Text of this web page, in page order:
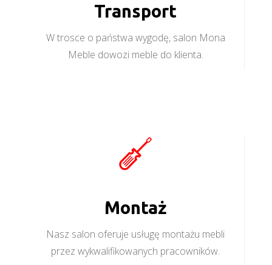
Transport
W trosce o państwa wygodę, salon Mona
Meble dowozi meble do klienta.
Montaż
Nasz salon oferuje usługę montażu mebli
przez wykwalifikowanych pracowników.